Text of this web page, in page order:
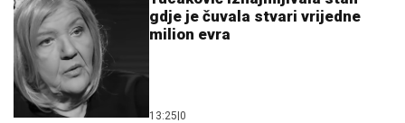
gdje je čuvala stvari vrijedne
milion evra
13:25|0